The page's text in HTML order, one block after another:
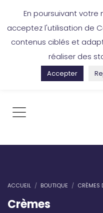
ACCUEIL BOUTIQUE CRÈMES
Crèmes
En poursuivant votre
acceptez l'utilisation de
contenus ciblés et
réaliser des
Accepter